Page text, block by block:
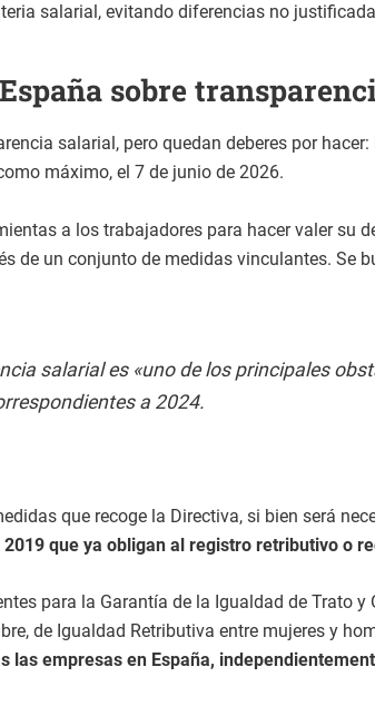
salarial, evitando diferencias no
sobre
salarial, pero quedan deberes por hacer:
máximo, el 7 de junio de 2026.
a los trabajadores para hacer valer
de un conjunto de medidas vinculantes.
salarial es «uno de los principales
a 2024.
que recoge la Directiva, si bien será
que ya obligan al registro retributivo o
para la Garantía de la Igualdad de Trato
de Igualdad Retributiva entre mujeres y
las empresas en España,